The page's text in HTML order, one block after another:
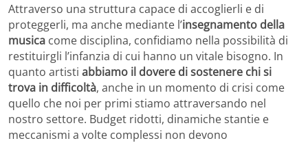
Attraverso una struttura capace di accoglierli e di
proteggerli, ma anche mediante l’insegnamento della
musica come disciplina, confidiamo nella possibilità di
restituirgli l’infanzia di cui hanno un vitale bisogno. In
quanto artisti abbiamo il dovere di sostenere chi si
trova in difficoltà, anche in un momento di crisi come
quello che noi per primi stiamo attraversando nel
nostro settore. Budget ridotti, dinamiche stantie e
meccanismi a volte complessi non devono